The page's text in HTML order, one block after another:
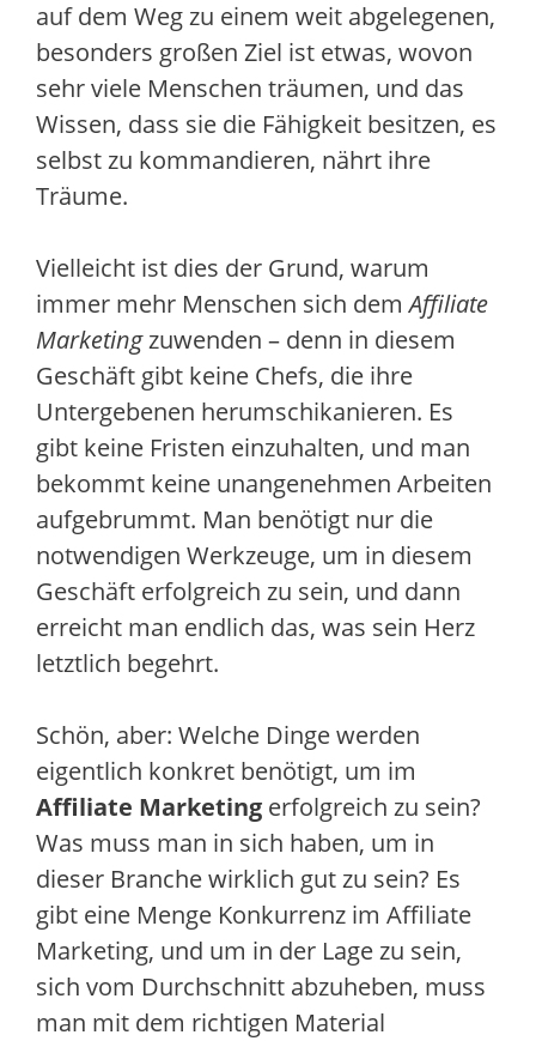
auf dem Weg zu einem weit abgelegenen,
besonders großen Ziel ist etwas, wovon
sehr viele Menschen träumen, und das
Wissen, dass sie die Fähigkeit besitzen, es
selbst zu kommandieren, nährt ihre
Träume.
Vielleicht ist dies der Grund, warum
immer mehr Menschen sich demAffiliate
Marketingzuwenden – denn in diesem
Geschäft gibt keine Chefs, die ihre
Untergebenen herumschikanieren. Es
gibt keine Fristen einzuhalten, und man
bekommt keine unangenehmen Arbeiten
aufgebrummt. Man benötigt nur die
notwendigen Werkzeuge, um in diesem
Geschäft erfolgreich zu sein, und dann
erreicht man endlich das, was sein Herz
letztlich begehrt.
Schön, aber: Welche Dinge werden
eigentlich konkret benötigt, um im
Affiliate Marketing erfolgreich zu sein?
Was muss man in sich haben, um in
dieser Branche wirklich gut zu sein? Es
gibt eine Menge Konkurrenz im Affiliate
Marketing, und um in der Lage zu sein,
sich vom Durchschnitt abzuheben, muss
man mit dem richtigen Material